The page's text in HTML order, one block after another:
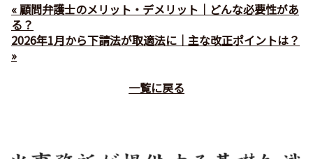
« 顧問弁護士のメリット・デメリット｜どんな必要性があ
る？
2026年1月から下請法が取適法に｜主な改正ポイントは？
»
一覧に戻る